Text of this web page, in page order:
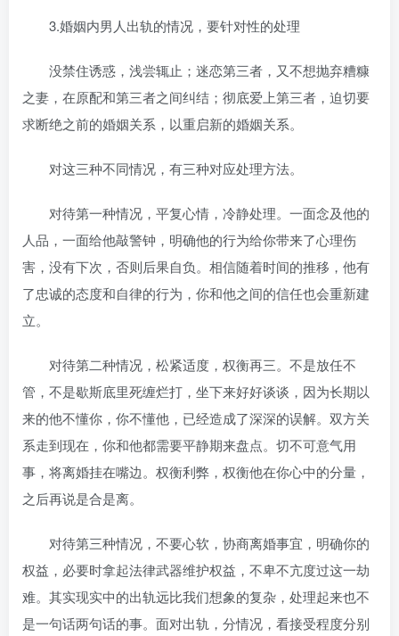
3.婚姻内男人出轨的情况，要针对性的处理
没禁住诱惑，浅尝辄止；迷恋第三者，又不想抛弃糟糠
之妻，在原配和第三者之间纠结；彻底爱上第三者，迫切要
求断绝之前的婚姻关系，以重启新的婚姻关系。
对这三种不同情况，有三种对应处理方法。
对待第一种情况，平复心情，冷静处理。一面念及他的
人品，一面给他敲警钟，明确他的行为给你带来了心理伤
害，没有下次，否则后果自负。相信随着时间的推移，他有
了忠诚的态度和自律的行为，你和他之间的信任也会重新建
立。
对待第二种情况，松紧适度，权衡再三。不是放任不
管，不是歇斯底里死缠烂打，坐下来好好谈谈，因为长期以
来的他不懂你，你不懂他，已经造成了深深的误解。双方关
系走到现在，你和他都需要平静期来盘点。切不可意气用
事，将离婚挂在嘴边。权衡利弊，权衡他在你心中的分量，
之后再说是合是离。
对待第三种情况，不要心软，协商离婚事宜，明确你的
权益，必要时拿起法律武器维护权益，不卑不亢度过这一劫
难。其实现实中的出轨远比我们想象的复杂，处理起来也不
是一句话两句话的事。面对出轨，分情况，看接受程度分别